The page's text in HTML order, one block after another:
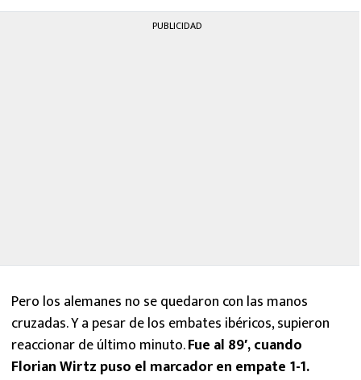
PUBLICIDAD
Pero los alemanes no se quedaron con las manos
cruzadas. Y a pesar de los embates ibéricos, supieron
reaccionar de último minuto.Fue al 89′, cuando
Florian Wirtz puso el marcador en empate 1-1.